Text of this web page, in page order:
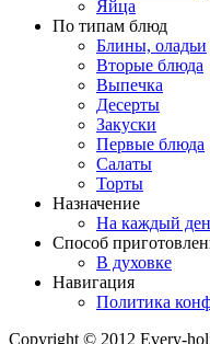
Яйца
По типам блюд
Блины, оладьи
Вторые блюда
Выпечка
Десерты
Закуски
Первые блюда
Салаты
Торты
Назначение
На каждый
Способ
В духовке
Навигация
Политика
Copyright © 2012 Every-